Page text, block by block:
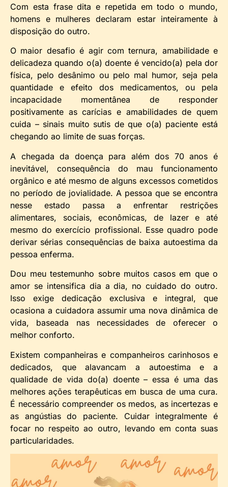
Com esta frase dita e repetida em todo o mundo,
homens e mulheres declaram estar inteiramente à
disposição do outro.
O maior desafio é agir com ternura, amabilidade e
delicadeza quando o(a) doente é vencido(a) pela dor
física, pelo desânimo ou pelo mal humor, seja pela
quantidade e efeito dos medicamentos, ou pela
incapacidade momentânea de responder
positivamente as carícias e amabilidades de quem
cuida – sinais muito sutis de que o(a) paciente está
chegando ao limite de suas forças.
A chegada da doença para além dos 70 anos é
inevitável, consequência do mau funcionamento
orgânico e até mesmo de alguns excessos cometidos
no período de jovialidade. A pessoa que se encontra
nesse estado passa a enfrentar restrições
alimentares, sociais, econômicas, de lazer e até
mesmo do exercício profissional. Esse quadro pode
derivar sérias consequências de baixa autoestima da
pessoa enferma.
Dou meu testemunho sobre muitos casos em que o
amor se intensifica dia a dia, no cuidado do outro.
Isso exige dedicação exclusiva e integral, que
ocasiona a cuidadora assumir uma nova dinâmica de
vida, baseada nas necessidades de oferecer o
melhor conforto.
Existem companheiras e companheiros carinhosos e
dedicados, que alavancam a autoestima e a
qualidade de vida do(a) doente – essa é uma das
melhores ações terapêuticas em busca de uma cura.
É necessário compreender os medos, as incertezas e
as angústias do paciente. Cuidar integralmente é
focar no respeito ao outro, levando em conta suas
particularidades.